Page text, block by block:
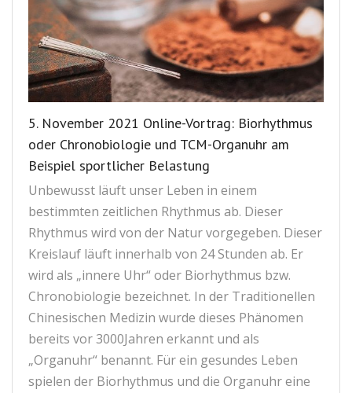
5. November 2021 Online-Vortrag: Biorhythmus
oder Chronobiologie und TCM-Organuhr am
Beispiel sportlicher Belastung
Unbewusst läuft unser Leben in einem
bestimmten zeitlichen Rhythmus ab. Dieser
Rhythmus wird von der Natur vorgegeben. Dieser
Kreislauf läuft innerhalb von 24 Stunden ab. Er
wird als „innere Uhr“ oder Biorhythmus bzw.
Chronobiologie bezeichnet. In der Traditionellen
Chinesischen Medizin wurde dieses Phänomen
bereits vor 3000Jahren erkannt und als
„Organuhr“ benannt. Für ein gesundes Leben
spielen der Biorhythmus und die Organuhr eine